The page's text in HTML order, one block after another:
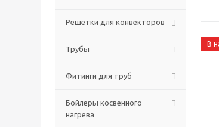
Решетки для конвекторов
Трубы
Фитинги для труб
Бойлеры косвенного
нагрева
В